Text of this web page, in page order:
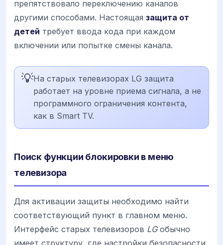
препятствовало переключению каналов
другими способами. Настоящая защита от
детей требует ввода кода при каждом
включении или попытке смены канала.
💡На старых телевизорах LG защита
работает на уровне приема сигнала, а не
программного ограничения контента,
как в Smart TV.
Поиск функции блокировки в меню
телевизора
Для активации защиты необходимо найти
соответствующий пункт в главном меню.
Интерфейс старых телевизоров LGобычно